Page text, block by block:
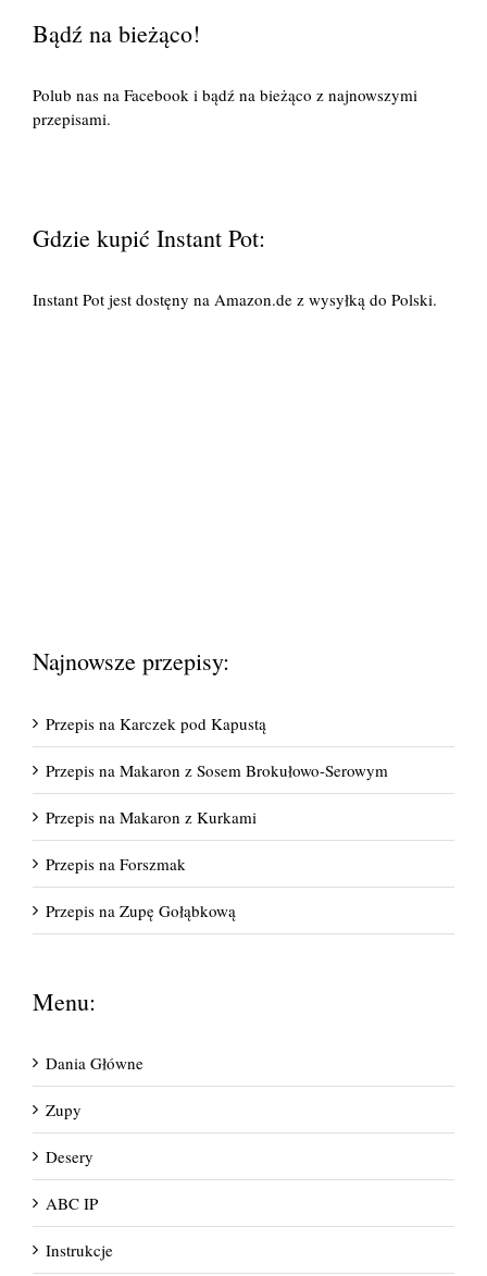
Bądź na bieżąco!
Polub nas na Facebook i bądź na bieżąco z najnowszymi
przepisami.
Gdzie kupić Instant Pot:
Instant Pot jest dostęny na Amazon.de z wysyłką do Polski.
Najnowsze przepisy:
Przepis na Karczek pod Kapustą
Przepis na Makaron z Sosem Brokułowo-Serowym
Przepis na Makaron z Kurkami
Przepis na Forszmak
Przepis na Zupę Gołąbkową
Menu:
Dania Główne
Zupy
Desery
ABC IP
Instrukcje